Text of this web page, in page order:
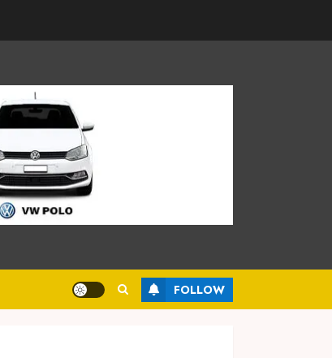
FOLLOW